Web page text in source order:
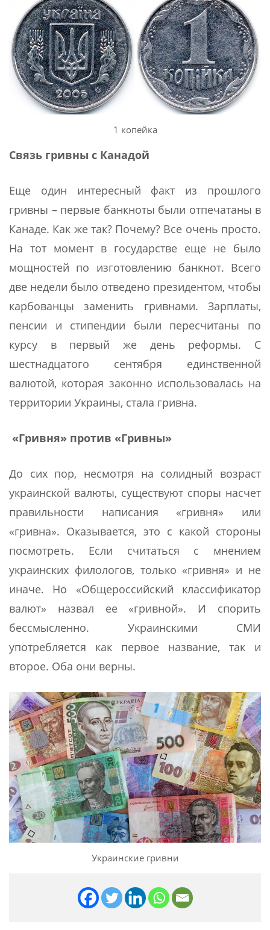
1 копейка
Связь гривны с Канадой
Еще один интересный факт из прошлого
гривны – первые банкноты были отпечатаны в
Канаде. Как же так? Почему? Все очень просто.
На тот момент в государстве еще не было
мощностей по изготовлению банкнот. Всего
две недели было отведено президентом, чтобы
карбованцы заменить гривнами. Зарплаты,
пенсии и стипендии были пересчитаны по
курсу в первый же день реформы. С
шестнадцатого сентября единственной
валютой, которая законно использовалась на
территории Украины, стала гривна.
«Гривня» против «Гривны»
До сих пор, несмотря на солидный возраст
украинской валюты, существуют споры насчет
правильности написания «гривня» или
«гривна». Оказывается, это с какой стороны
посмотреть. Если считаться с мнением
украинских филологов, только «гривня» и не
иначе. Но «Общероссийский классификатор
валют» назвал ее «гривной». И спорить
бессмысленно. Украинскими СМИ
употребляется как первое название, так и
второе. Оба они верны.
Украинские гривни